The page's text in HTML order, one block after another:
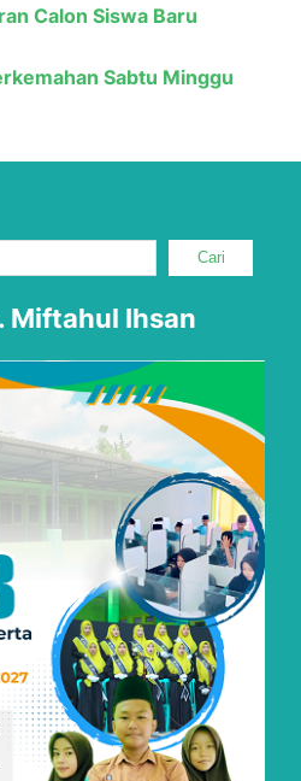
Calon Siswa Baru
Sabtu Minggu
Cari
Miftahul Ihsan